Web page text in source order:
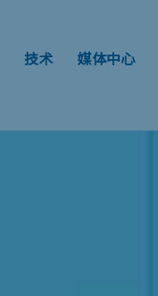
技术 媒体中心